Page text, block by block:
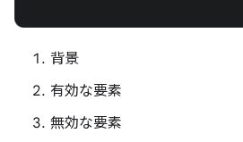
背景
有効な要素
無効な要素